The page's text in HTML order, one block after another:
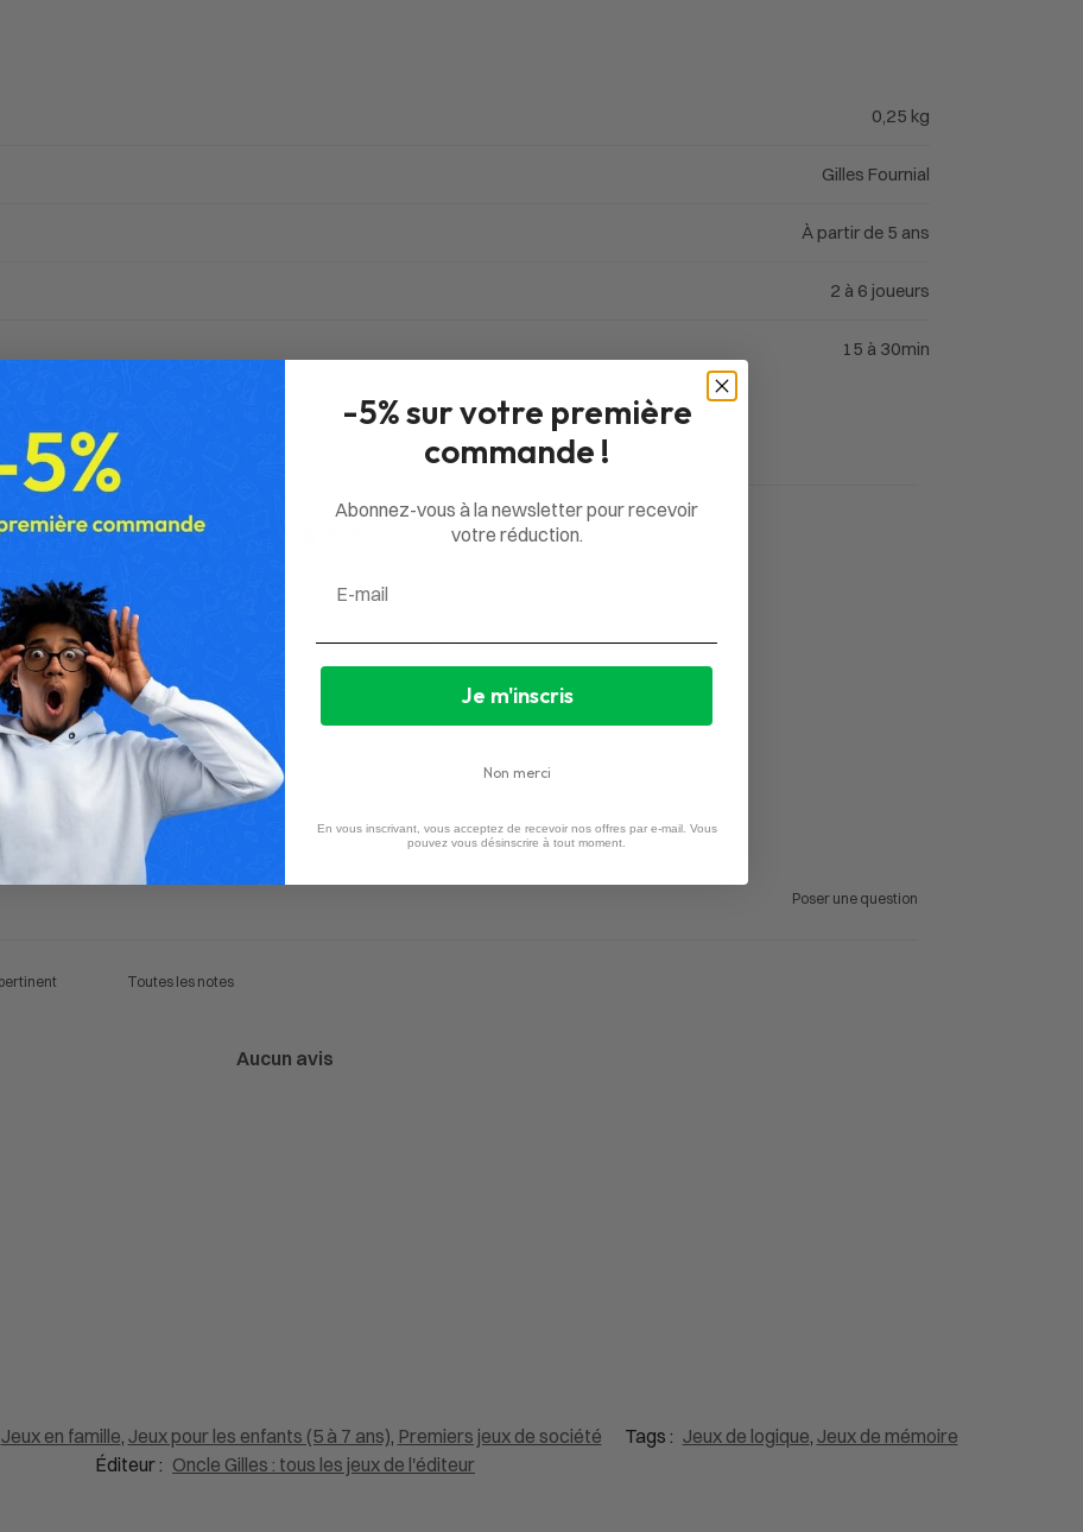
0,25 kg
Gilles Fournial
À partir de 5 ans
2 à 6 joueurs
15 à 30min
0
5
4
0%
2
Poser une question
Aucun avis
Jeux en famille, Jeux pour les enfants (5 à 7 ans), Premiers jeux de société Tags : Jeux de logique, Jeux de mémoire
Éditeur : Oncle Gilles : tous les jeux de l'éditeur
-5% sur votre première
commande !
Abonnez-vous à la newsletter pour recevoir
votre réduction.
Je m'inscris
Non merci
En vous inscrivant, vous acceptez de recevoir nos offres par e-mail. Vous
pouvez vous désinscrire à tout moment.